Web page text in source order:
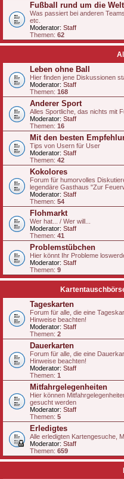
Fußball rund um die Welt
Was passiert bei anderen
etc.
Moderator: Staff
Themen: 62
Leben ohne Ball
Hier finden jene Diskussionen
Moderator: Staff
Themen: 168
Anderer Sport
Alles Sportliche, das nichts mit
Moderator: Staff
Themen: 16
Mit den besten
Tips von Usern für User
Moderator: Staff
Themen: 42
Kokolores
Forum für humorvolles
legendäre Gasthaus "Zur
Moderator: Staff
Themen: 54
Flohmarkt
Wer hat... / Wer will...
Moderator: Staff
Themen: 41
Problemstübchen
Hier könnt Ihr Probleme
Moderator: Staff
Themen: 9
Tageskarten
Forum für alle, die eine
Hinweise beachten!
Moderator: Staff
Themen: 2
Dauerkarten
Forum für alle, die eine
Hinweise beachten!
Moderator: Staff
Themen: 1
Mitfahrgelegenheiten
Hier können
gesucht werden
Moderator: Staff
Themen: 5
Erledigtes
Alle erledigten Kartengesuche,
Moderator: Staff
Themen: 659